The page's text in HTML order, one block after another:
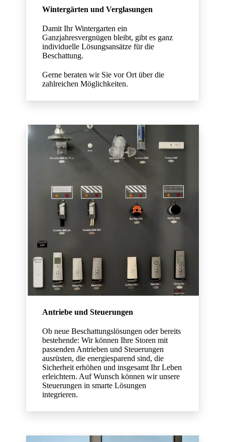
Wintergärten und Verglasungen
Damit Ihr Wintergarten ein
Ganzjahresvergnügen bleibt, gibt es ganz
individuelle Lösungsansätze für die
Beschattung.
Gerne beraten wir Sie vor Ort über die
zahlreichen Möglichkeiten.
Antriebe und Steuerungen
Ob neue Beschattungslösungen oder bereits
bestehende: Wir können Ihre Storen mit
passenden Antrieben und Steuerungen
ausrüsten, die energiesparend sind, die
Sicherheit erhöhen und insgesamt Ihr Leben
erleichtern. Auf Wunsch können wir unsere
Steuerungen in smarte Lösungen
integrieren.